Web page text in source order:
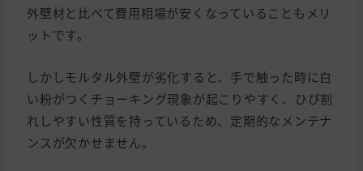
外壁材と比べて費用相場が安くなっていることもメリ
ットです。
しかしモルタル外壁が劣化すると、手で触った時に白
い粉がつくチョーキング現象が起こりやすく、ひび割
れしやすい性質を持っているため、定期的なメンテナ
ンスが欠かせません。